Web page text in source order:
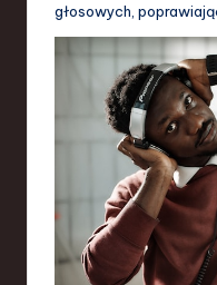
głosowych,